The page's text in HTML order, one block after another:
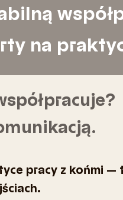
na
pracy z końmi —